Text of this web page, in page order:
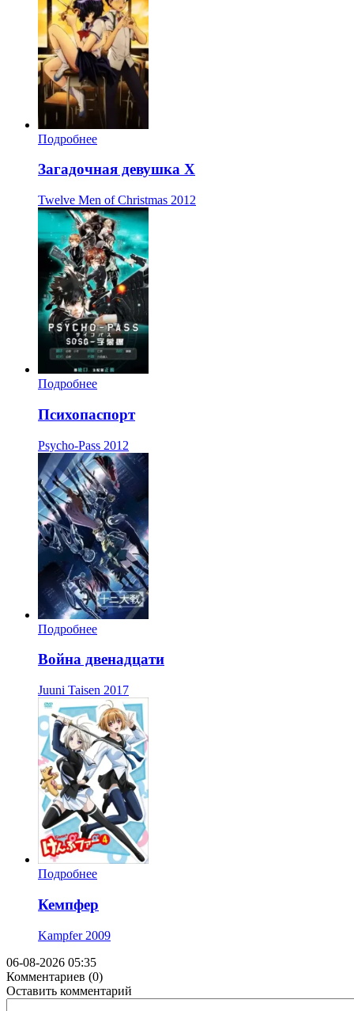
Подробнее
Загадочная девушка Х
Twelve Men of Christmas 2012
Подробнее
Психопаспорт
Psycho-Pass 2012
Подробнее
Война двенадцати
Juuni Taisen 2017
Подробнее
Кемпфер
Kampfer 2009
06-08-2026 05:35
Комментариев (0)
Оставить комментарий